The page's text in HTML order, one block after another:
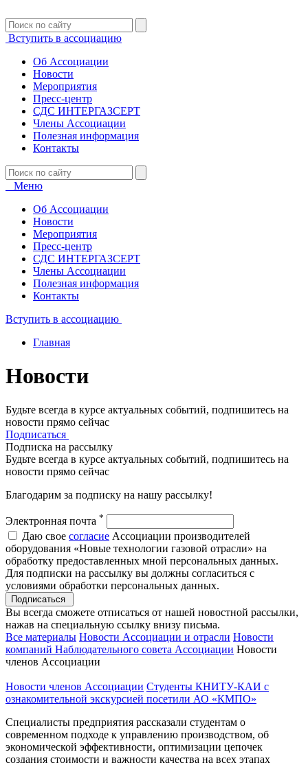
Вступить в ассоциацию
Об Ассоциации
Новости
Мероприятия
Пресс-центр
СДС ИНТЕРГАЗСЕРТ
Члены Ассоциации
Полезная информация
Контакты
Меню
Об Ассоциации
Новости
Мероприятия
Пресс-центр
СДС ИНТЕРГАЗСЕРТ
Члены Ассоциации
Полезная информация
Контакты
Вступить в ассоциацию
Главная
Новости
Будьте всегда в курсе актуальных событий, подпишитесь на
новости прямо сейчас
Подписаться
Подписка на рассылку
Будьте всегда в курсе актуальных событий, подпишитесь на
новости прямо сейчас
Благодарим за подписку на нашу рассылку!
Электронная почта *
Даю свое согласие Ассоциации производителей
оборудования «Новые технологии газовой отрасли» на
обработку предоставленных мной персональных данных.
Для подписки на рассылку вы должны согласиться с
условиями обработки персональных данных.
Подписаться
Вы всегда сможете отписаться от нашей новостной рассылки,
нажав на специальную ссылку внизу письма.
Все материалы Новости Ассоциации и отрасли Новости
компаний Наблюдательного совета Ассоциации Новости
членов Ассоциации
Новости членов Ассоциации Студенты КНИТУ-КАИ с
ознакомительной экскурсией посетили АО «КМПО»
Специалисты предприятия рассказали студентам о
современном подходе к управлению производством, об
экономической эффективности, оптимизации цепочек
создания стоимости и важности качества на всех этапах